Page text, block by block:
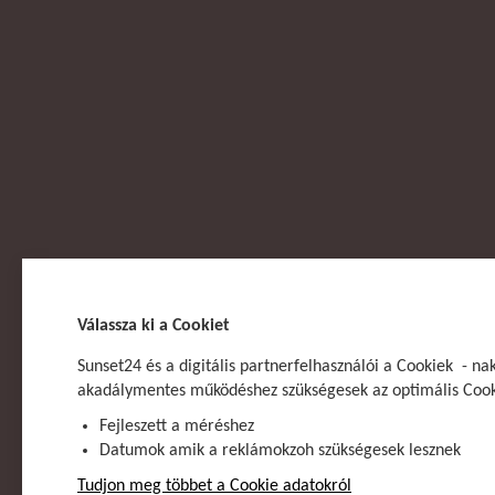
Válassza ki a Cookiet
Sunset24 és a digitális partnerfelhasználói a Cookiek -
akadálymentes működéshez szükségesek az optimális
Fejleszett a méréshez
Datumok amik a reklámokzoh szükségesek lesznek
Tudjon meg többet a Cookie adatokról